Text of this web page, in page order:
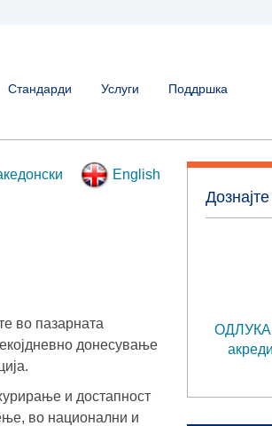
Стандарди Услуги Поддршка
English
во пазарната
донесување
и достапност
во национални и
ОДЛУКА